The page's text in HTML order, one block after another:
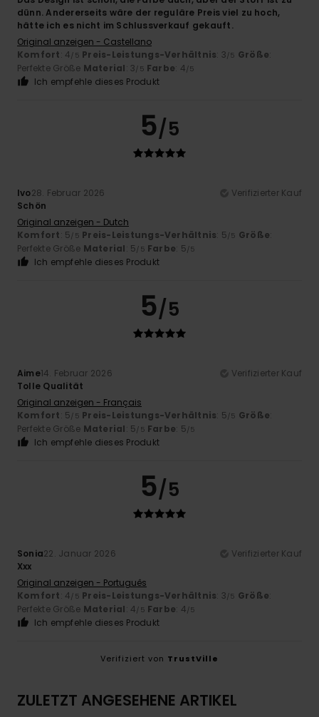
dünn. Andererseits wäre der reguläre Preis viel zu hoch,
hätte ich es nicht im Schlussverkauf gekauft.
Original anzeigen - Castellano
Komfort: 4/5 Preis-Leistungs-Verhältnis: 3/5 Größe:
Perfekte Größe Material: 3/5 Farbe: 4/5
Ich empfehle dieses Produkt
5/5
Ivo28. Februar 2026
Verifizierter Kauf
Schön
Original anzeigen - Dutch
Komfort: 5/5 Preis-Leistungs-Verhältnis: 5/5 Größe:
Perfekte Größe Material: 5/5 Farbe: 5/5
Ich empfehle dieses Produkt
5/5
Aime14. Februar 2026
Verifizierter Kauf
Tolle Qualität
Original anzeigen - Français
Komfort: 5/5 Preis-Leistungs-Verhältnis: 5/5 Größe:
Perfekte Größe Material: 5/5 Farbe: 5/5
Ich empfehle dieses Produkt
5/5
Sonia22. Januar 2026
Verifizierter Kauf
Xxx
Original anzeigen - Português
Komfort: 4/5 Preis-Leistungs-Verhältnis: 3/5 Größe:
Perfekte Größe Material: 4/5 Farbe: 4/5
Ich empfehle dieses Produkt
Verifiziert von TrustVille
ZULETZT ANGESEHENE ARTIKEL